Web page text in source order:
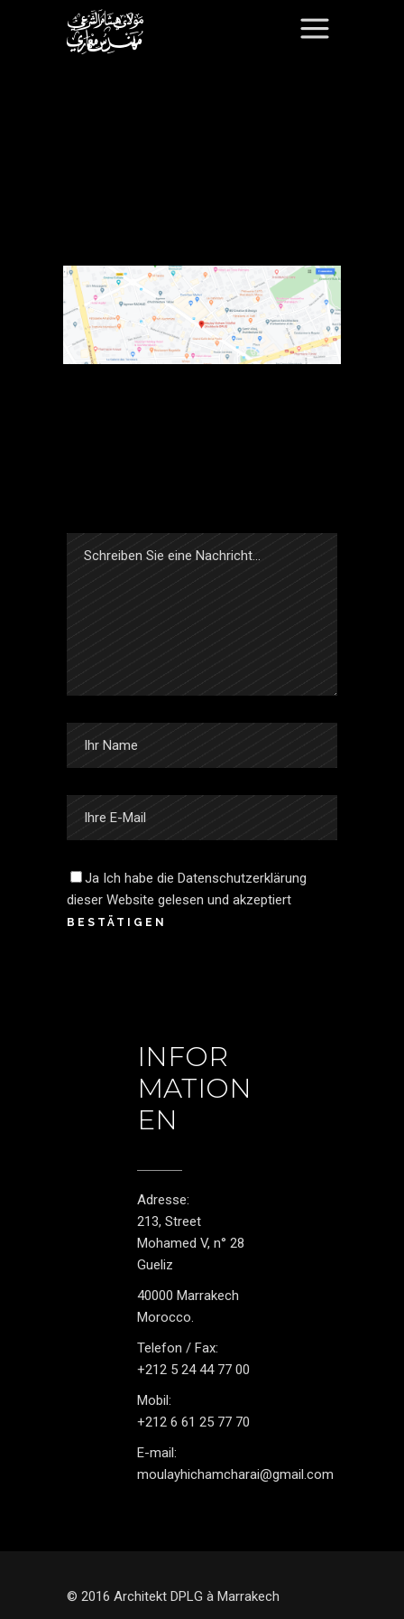
Ja Ich habe die Datenschutzerklärung
dieser Website gelesen und akzeptiert
BESTÄTIGEN
INFOR
MATION
EN
Adresse:
213, Street
Mohamed V, n° 28
Gueliz
40000 Marrakech
Morocco.
Telefon / Fax:
+212 5 24 44 77 00
Mobil:
+212 6 61 25 77 70
E-mail:
moulayhichamcharai@gmail.com
© 2016 Architekt DPLG à Marrakech